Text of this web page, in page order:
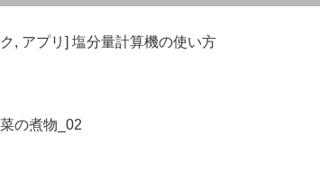
, アプリ] 塩分量計算機の使い方
の煮物_02